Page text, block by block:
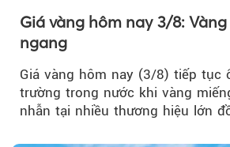
Giá vàng hôm nay 3/8:
ngang
Giá vàng hôm nay (3/8) tiếp tục
trường trong nước khi vàng
nhẫn tại nhiều thương hiệu lớn